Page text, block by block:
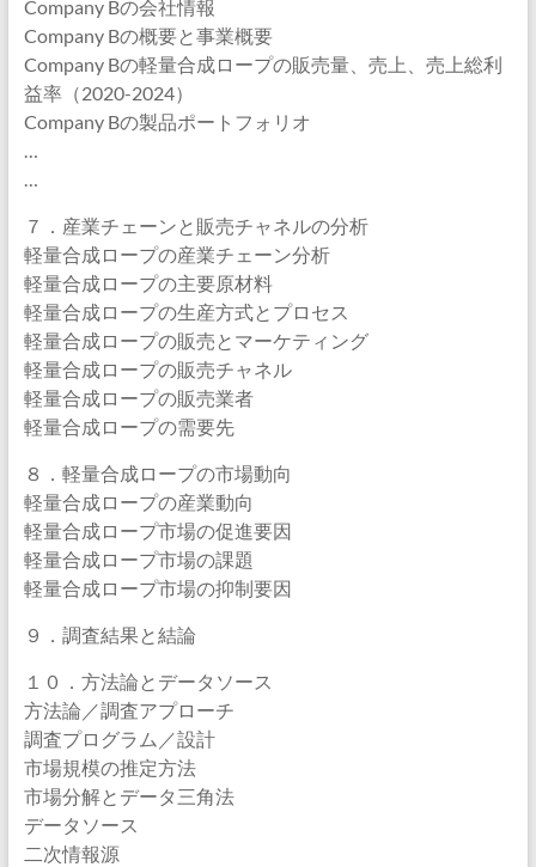
Company Bの会社情報
Company Bの概要と事業概要
Company Bの軽量合成ロープの販売量、売上、売上総利
益率（2020-2024）
Company Bの製品ポートフォリオ
…
…
７．産業チェーンと販売チャネルの分析
軽量合成ロープの産業チェーン分析
軽量合成ロープの主要原材料
軽量合成ロープの生産方式とプロセス
軽量合成ロープの販売とマーケティング
軽量合成ロープの販売チャネル
軽量合成ロープの販売業者
軽量合成ロープの需要先
８．軽量合成ロープの市場動向
軽量合成ロープの産業動向
軽量合成ロープ市場の促進要因
軽量合成ロープ市場の課題
軽量合成ロープ市場の抑制要因
９．調査結果と結論
１０．方法論とデータソース
方法論／調査アプローチ
調査プログラム／設計
市場規模の推定方法
市場分解とデータ三角法
データソース
二次情報源